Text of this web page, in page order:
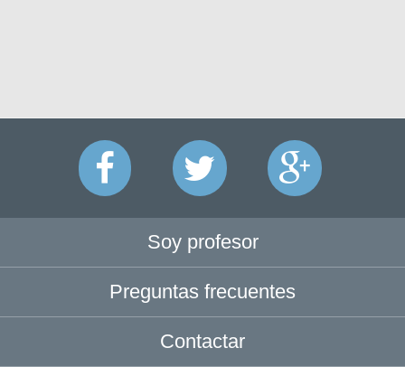
Soy profesor
Preguntas frecuentes
Contactar